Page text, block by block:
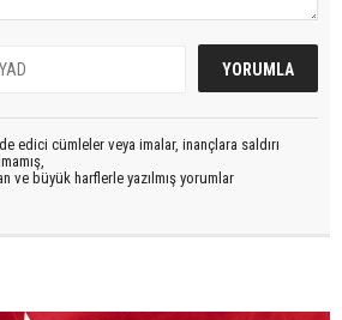
edici cümleler veya imalar, inançlara saldırı
ve büyük harflerle yazılmış yorumlar